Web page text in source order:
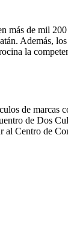
más de mil
Además,
la
de marcas
de Dos
al Centro de